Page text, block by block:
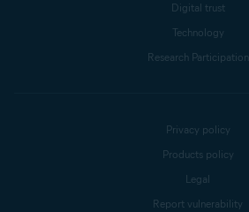
Digital trust
Technology
Research Participation
Privacy policy
Products policy
Legal
Report vulnerability